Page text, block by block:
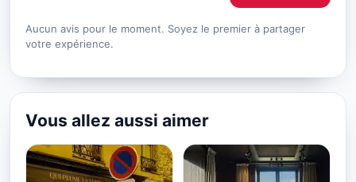
Aucun avis pour le moment. Soyez le premier à partager
votre expérience.
Vous allez aussi aimer